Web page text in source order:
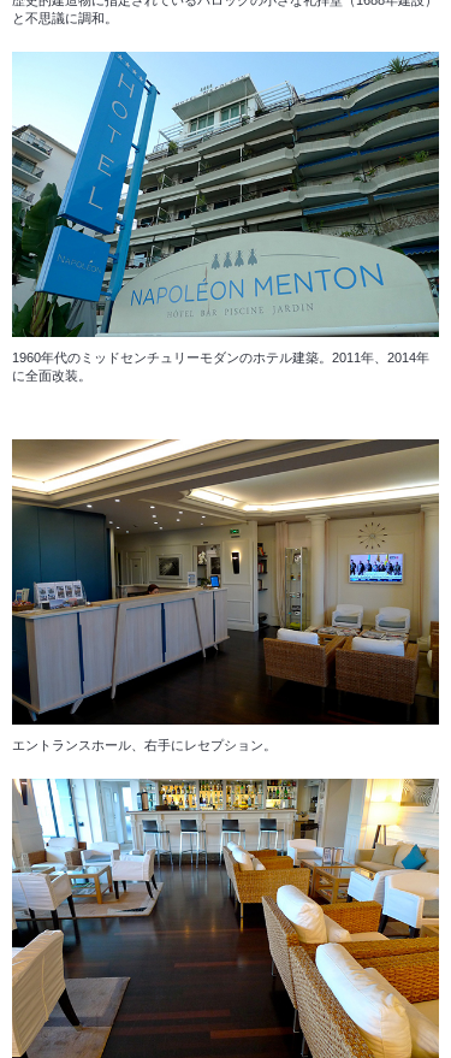
と不思議に調和。
1960年代のミッドセンチュリーモダンのホテル建築。2011年、2014年
に全面改装。
エントランスホール、右手にレセプション。